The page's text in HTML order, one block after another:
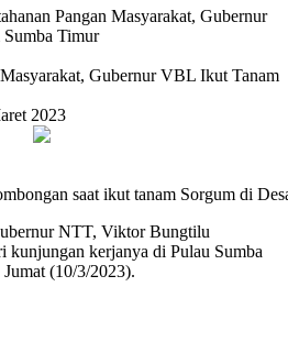
Pangan Masyarakat, Gubernur
Timur
Gubernur VBL Ikut Tanam
2023
saat ikut tanam Sorgum di
NTT, Viktor Bungtilu
kerjanya di Pulau Sumba
(10/3/2023).